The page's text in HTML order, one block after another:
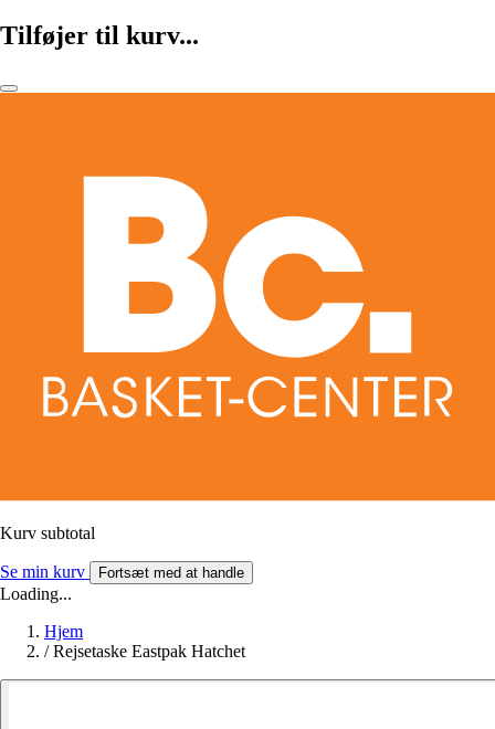
Tilføjer til kurv...
Kurv subtotal
Se min kurv Fortsæt med at handle
Loading...
Hjem
/ Rejsetaske Eastpak Hatchet